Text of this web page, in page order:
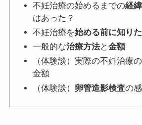
不妊治療の始めるまでの経緯
はあった？
不妊治療を始める前に知り
一般的な治療方法と金額
（体験談）実際の不妊治療
金額
（体験談） 卵管造影検査の